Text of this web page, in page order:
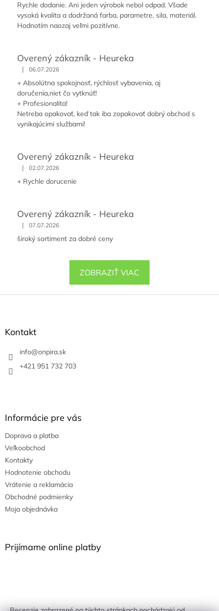
Rychle dodanie. Ani jeden výrobok nebol odpad. Všade
vysoká kvalita a dodržaná farba, parametre, sila, materiál.
Hodnotím naozaj veľmi pozitívne.
Overený zákazník - Heureka
| 06.07.2026
+ Absolútna spokojnosť, rýchlosť vybavenia, aj
doručenia,niet čo vytknúť!
+ Profesionalita!
Netreba opakovať, keď tak iba zopakovať dobrý obchod s
vynikajúcimi službami!
Overený zákazník - Heureka
| 02.07.2026
+ Rychle dorucenie
Overený zákazník - Heureka
| 07.07.2026
široký sortiment za dobré ceny
ZOBRAZIŤ VIAC
Z
Kontakt
info@onpira.sk
+421 951 732 703
Informácie pre vás
Doprava a platba
Veľkoobchod
Kontakty
Hodnotenie obchodu
Vrátenie a reklamácia
Obchodné podmienky
Moja objednávka
Prijímame online platby